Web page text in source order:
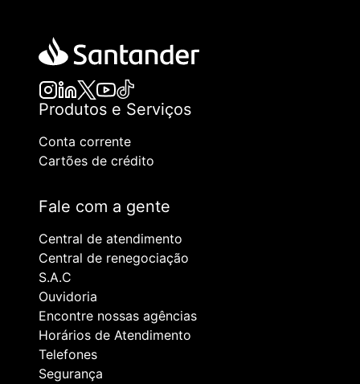
Produtos e Serviços
Conta corrente
Cartões de crédito
Fale com a gente
Central de atendimento
Central de renegociação
S.A.C
Ouvidoria
Encontre nossas agências
Horários de Atendimento
Telefones
Segurança